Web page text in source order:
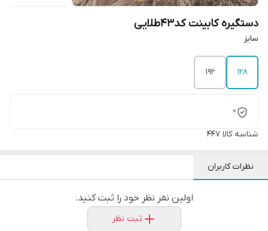
دستگیره کابینت کد43طلایی
سایز
128
192
0
شناسه کالا 447
نظرات کاربران
اولین نفر نظر خود را ثبت کنید.
ثبت نظر